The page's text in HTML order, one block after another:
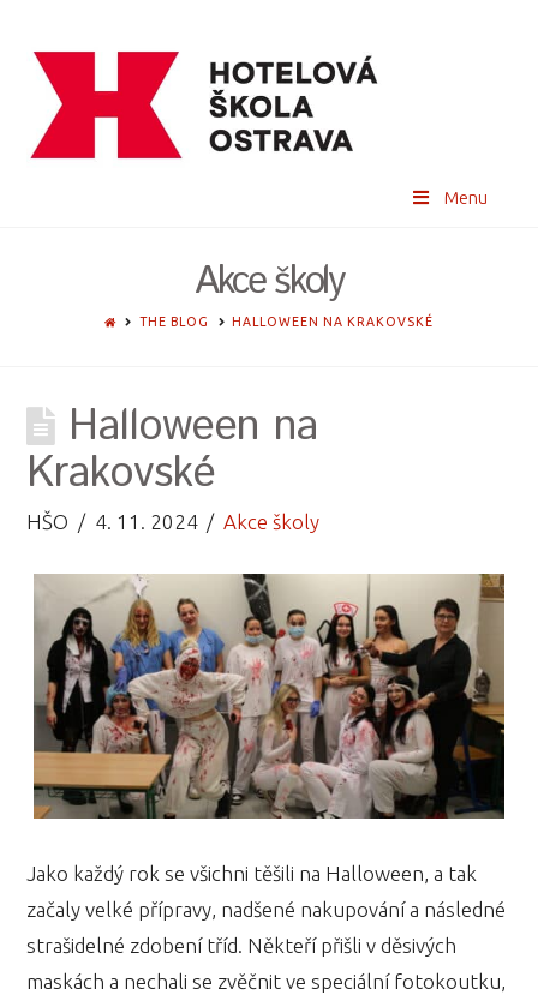
Menu
Akce školy
HOMETHE BLOG HALLOWEEN NA KRAKOVSKÉ
Halloween na
Krakovské
HŠO 4. 11. 2024 Akce školy
Jako každý rok se všichni těšili na Halloween, a tak
začaly velké přípravy, nadšené nakupování a následné
strašidelné zdobení tříd. Někteří přišli v děsivých
maskách a nechali se zvěčnit ve speciální fotokoutku,